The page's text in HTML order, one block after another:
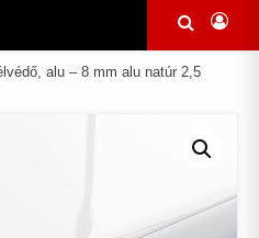
alu – 8 mm alu natúr 2,5